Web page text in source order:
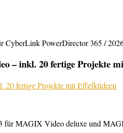
PowerDirector 365 /
– inkl. 20 fertige Projekte
für MAGIX Video deluxe und